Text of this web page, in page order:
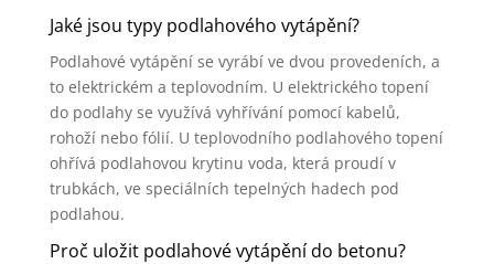
Jaké jsou typy podlahového vytápění?
Podlahové vytápění se vyrábí ve dvou provedeních, a
to elektrickém a teplovodním. U elektrického topení
do podlahy se využívá vyhřívání pomocí kabelů,
rohoží nebo fólií. U teplovodního podlahového topení
ohřívá podlahovou krytinu voda, která proudí v
trubkách, ve speciálních tepelných hadech pod
podlahou.
Proč uložit podlahové vytápění do betonu?